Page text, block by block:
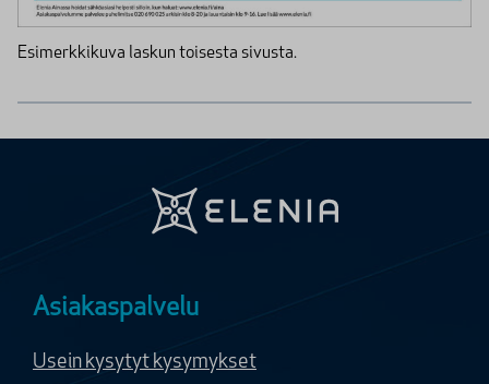
Esimerkkikuva laskun toisesta sivusta.
Asiakaspalvelu
Usein kysytyt kysymykset